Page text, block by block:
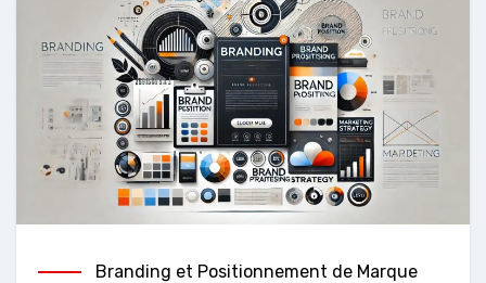
Branding et Positionnement de Marque